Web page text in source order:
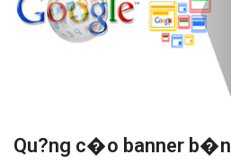
Qu?ng c�o banner